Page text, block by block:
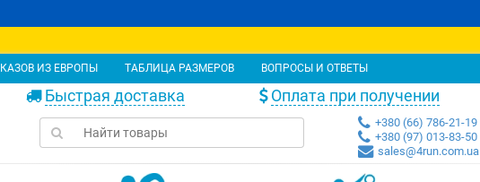
ИЗ ЕВРОПЫ ТАБЛИЦА РАЗМЕРОВ ВОПРОСЫ И ОТВЕТЫ
Быстрая доставка Оплата при получении
+380 (66) 786-21-19
+380 (97) 013-83-50
sales@4run.com.ua